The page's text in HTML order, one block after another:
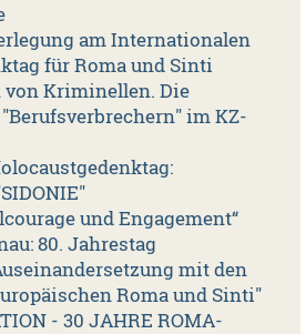
am Internationalen
für Roma und Sinti
Kriminellen. Die
im KZ-
und Engagement“
80. Jahrestag
mit den
Roma und Sinti"
- 30 JAHRE ROMA-